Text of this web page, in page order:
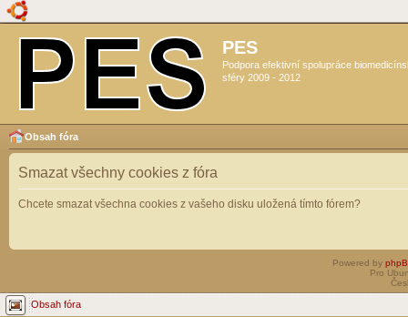
PES
Podpora efektivní spolupráce
sféry 2009 - 2012
Obsah fóra
Smazat všechny cookies z fóra
Chcete smazat všechna cookies z vašeho disku uložená tímto fórem?
Powered by
Pro
Obsah fóra